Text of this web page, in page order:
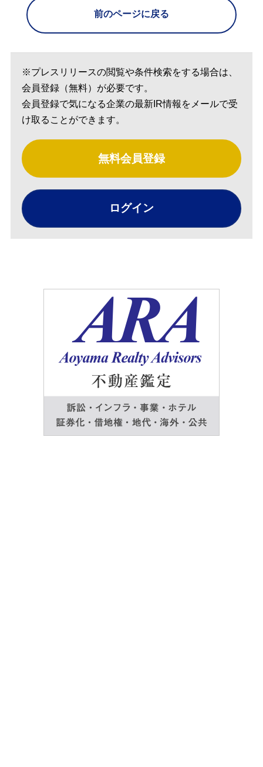
前のページに戻る
※プレスリリースの閲覧や条件検索をする場合は、
会員登録（無料）が必要です。
会員登録で気になる企業の最新IR情報をメールで受
け取ることができます。
無料会員登録
ログイン